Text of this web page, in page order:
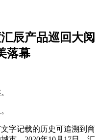
辰产品巡回大阅
落幕
字记载的历史可追溯到商